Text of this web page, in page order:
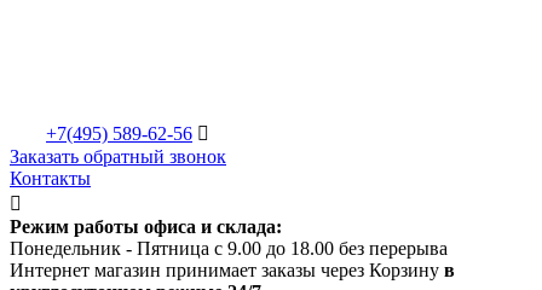
+7(495) 589-62-56 
Заказать обратный звонок
Контакты

Режим работы офиса и склада:
Понедельник - Пятница с 9.00 до 18.00 без перерыва
Интернет магазин принимает заказы через Корзину в